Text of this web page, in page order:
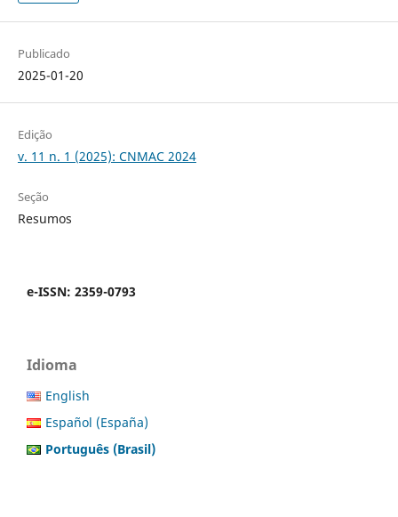
Publicado
2025-01-20
Edição
v. 11 n. 1 (2025): CNMAC 2024
Seção
Resumos
e-ISSN: 2359-0793
Idioma
English
Español (España)
Português (Brasil)